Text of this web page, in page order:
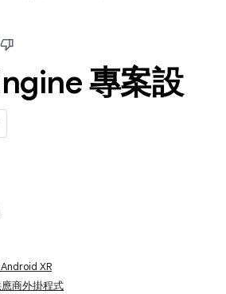
專案設
XR
商外掛程式